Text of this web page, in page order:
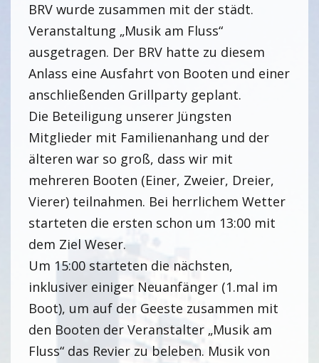
BRV wurde zusammen mit der städt.
Veranstaltung „Musik am Fluss“
ausgetragen. Der BRV hatte zu diesem
Anlass eine Ausfahrt von Booten und einer
anschließenden Grillparty geplant.
Die Beteiligung unserer Jüngsten
Mitglieder mit Familienanhang und der
älteren war so groß, dass wir mit
mehreren Booten (Einer, Zweier, Dreier,
Vierer) teilnahmen. Bei herrlichem Wetter
starteten die ersten schon um 13:00 mit
dem Ziel Weser.
Um 15:00 starteten die nächsten,
inklusiver einiger Neuanfänger (1.mal im
Boot), um auf der Geeste zusammen mit
den Booten der Veranstalter „Musik am
Fluss“ das Revier zu beleben. Musik von